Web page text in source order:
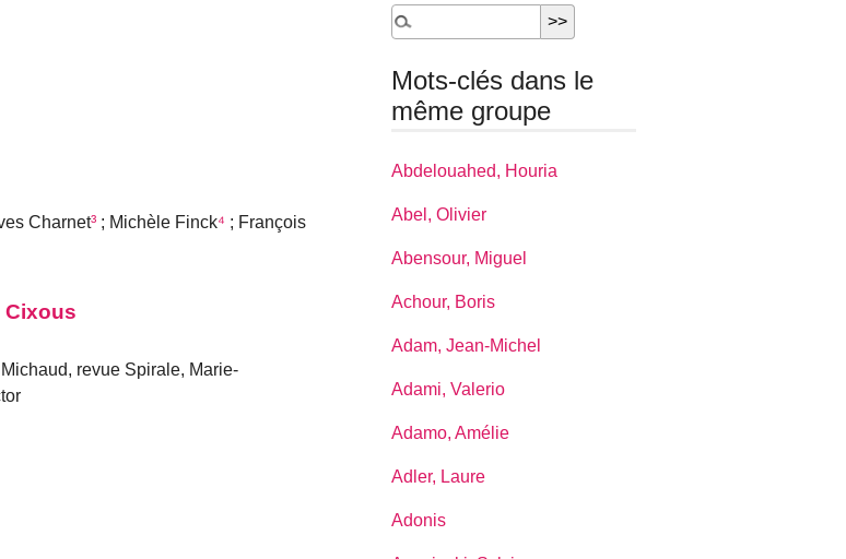
Charnet³ ; Michèle Finck⁴ ; François
Cixous
revue Spirale, Marie-
Mots-clés dans le
même groupe
Abdelouahed, Houria
Abel, Olivier
Abensour, Miguel
Achour, Boris
Adam, Jean-Michel
Adami, Valerio
Adamo, Amélie
Adler, Laure
Adonis